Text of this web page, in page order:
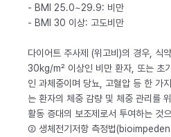
- BMI 25.0~29.9: 비만
- BMI 30 이상: 고도비만
다이어트 주사제 (위고비)의 경우, 식
30kg/m² 이상인 비만 환자, 또는
인 과체중이며 당뇨, 고혈압 등 한 가
는 환자의 체중 감량 및 체중 관리를
활동 증대의 보조제로서 투여하는 것
② 생체전기저항 측정법